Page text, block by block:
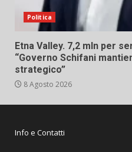
Politica
Etna Valley. 7,2 mln per
“Governo Schifani
strategico”
8 Agosto 2026
Info e Contatti